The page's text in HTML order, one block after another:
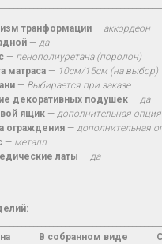
транформации — аккордеон
— да
— пенополиуретана (поролон)
матраса — 10см/15см (на выбор)
— Выбирается при заказе
декоративных подушек — да
ящик — дополнительная опция
ограждения — дополнительная
— металл
латы — да
В собранном виде